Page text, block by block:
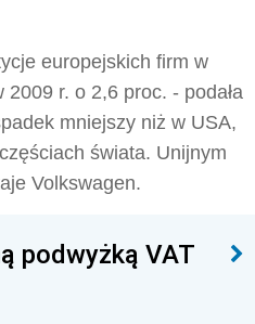
europejskich firm w
2009 r. o 2,6 proc. - podała
mniejszy niż w USA,
świata. Unijnym
Volkswagen.
podwyżką VAT